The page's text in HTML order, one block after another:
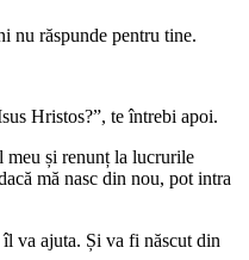
nu răspunde pentru tine.
Hristos?”, te întrebi apoi.
meu și renunț la lucrurile
mă nasc din nou, pot intra
va ajuta. Și va fi născut din